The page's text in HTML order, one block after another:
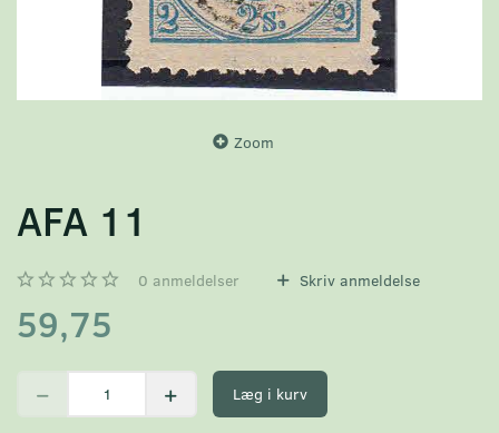
Zoom
AFA 11
0 anmeldelser Skriv anmeldelse
59,75
Læg i kurv